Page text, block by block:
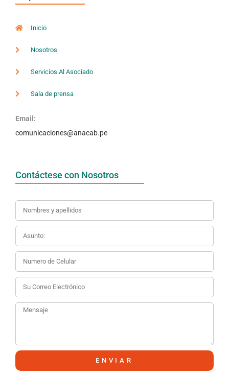
Inicio
Nosotros
Servicios Al Asociado
Sala de prensa
Email:
comunicaciones@anacab.pe
Contáctese con Nosotros
ENVIAR